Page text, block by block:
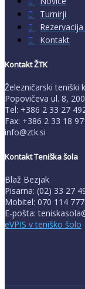
Turnirji
Kontakt
Kontakt ŽTK
Železničarski teniški
Popovičeva ul. 8,
Tel: +386 2 33 27
Fax: +386 2 33 18
info@ztk.si
Kontakt Teniška šola
Blaž Bezjak
Pisarna: (02) 33 27
Mobitel: 070 114 777
E-pošta:
eVPIS v teniško šolo